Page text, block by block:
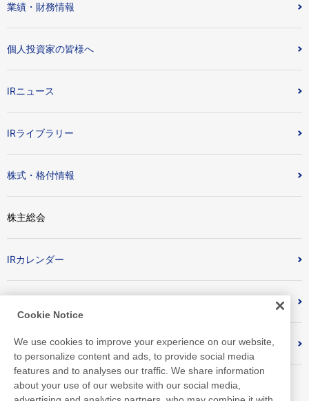
業績・財務情報
個人投資家の皆様へ
IRニュース
IRライブラリー
株式・格付情報
株主総会
IRカレンダー
よくあるご質問
Cookie Notice
We use cookies to improve your experience on our website,
to personalize content and ads, to provide social media
features and to analyses our traffic. We share information
about your use of our website with our social media,